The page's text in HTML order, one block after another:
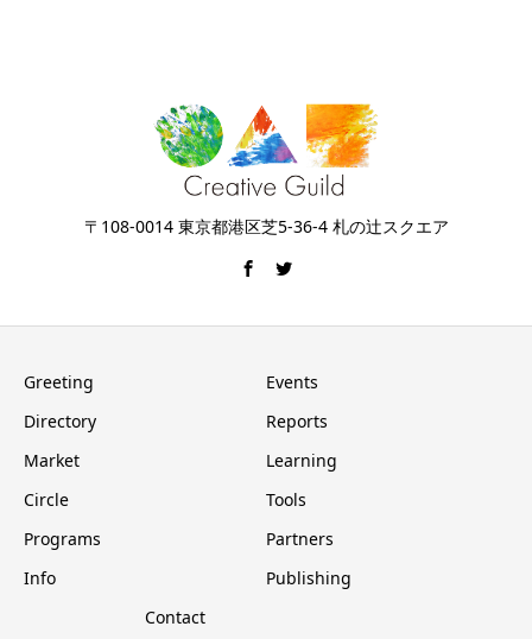
〒108-0014 東京都港区芝5-36-4 札の辻スクエア
Greeting
Events
Directory
Reports
Market
Learning
Circle
Tools
Programs
Partners
Info
Publishing
Contact